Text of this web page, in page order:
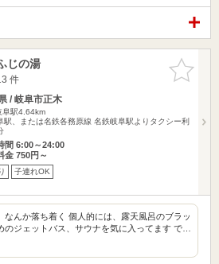
お気に入
りに追加
じの湯
件
/ 岐阜市正木
阜駅4.64km
駅、または名鉄各務原線 名鉄岐阜駅よりタクシー利
間 6:00～24:00
金 750円～
子連れOK
なんか落ち着く 個人的には、露天風呂のブラッ
のジェットバス、サウナを気に入ってます で…